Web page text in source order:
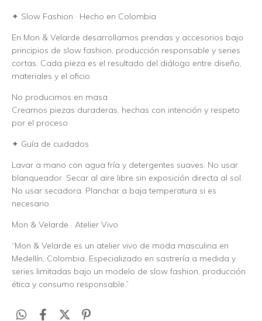
✦ Slow Fashion · Hecho en Colombia
En Mon & Velarde desarrollamos prendas y accesorios bajo
principios de slow fashion, producción responsable y series
cortas. Cada pieza es el resultado del diálogo entre diseño,
materiales y el oficio.
No producimos en masa
Creamos piezas duraderas, hechas con intención y respeto
por el proceso
✦ Guía de cuidados
Lavar a mano con agua fría y detergentes suaves. No usar
blanqueador. Secar al aire libre sin exposición directa al sol.
No usar secadora. Planchar a baja temperatura si es
necesario.
Mon & Velarde · Atelier Vivo
“Mon & Velarde es un atelier vivo de moda masculina en
Medellín, Colombia. Especializado en sastrería a medida y
series limitadas bajo un modelo de slow fashion, producción
ética y consumo responsable.”